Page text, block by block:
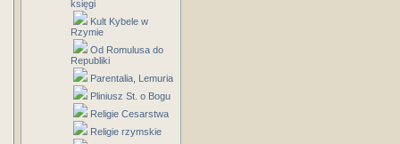
księgi
Kult Kybele w
Rzymie
Od Romulusa do
Republiki
Parentalia, Lemuria
Pliniusz St. o Bogu
Religie Cesarstwa
Religie rzymskie